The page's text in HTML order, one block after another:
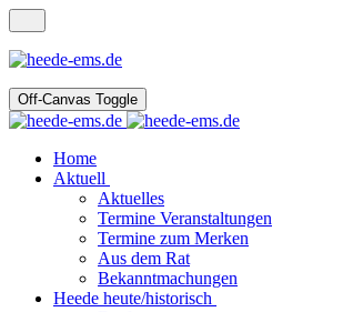
Off-Canvas Toggle
Home
Aktuell
Aktuelles
Termine Veranstaltungen
Termine zum Merken
Aus dem Rat
Bekanntmachungen
Heede heute/historisch